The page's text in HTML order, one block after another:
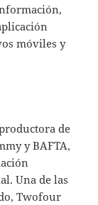
móviles y
de
y BAFTA,
Una de las
Twofour